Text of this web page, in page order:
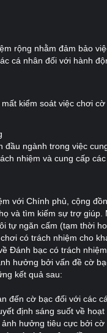
rộng nhằm đảm bảo
cá nhân đối với hành
kiểm soát việc chơi
ngành trong việc
nhiệm và cung cấp
với Chính phủ, cộng
và tìm kiếm sự trợ
tự ngăn cấm (tạm thời
có trách nhiệm cho
Đánh bạc có trách
hưởng bởi vấn đề cờ
kết quả sau:
đến cờ bạc đối với các
định sáng suốt về
hưởng tiêu cực bởi